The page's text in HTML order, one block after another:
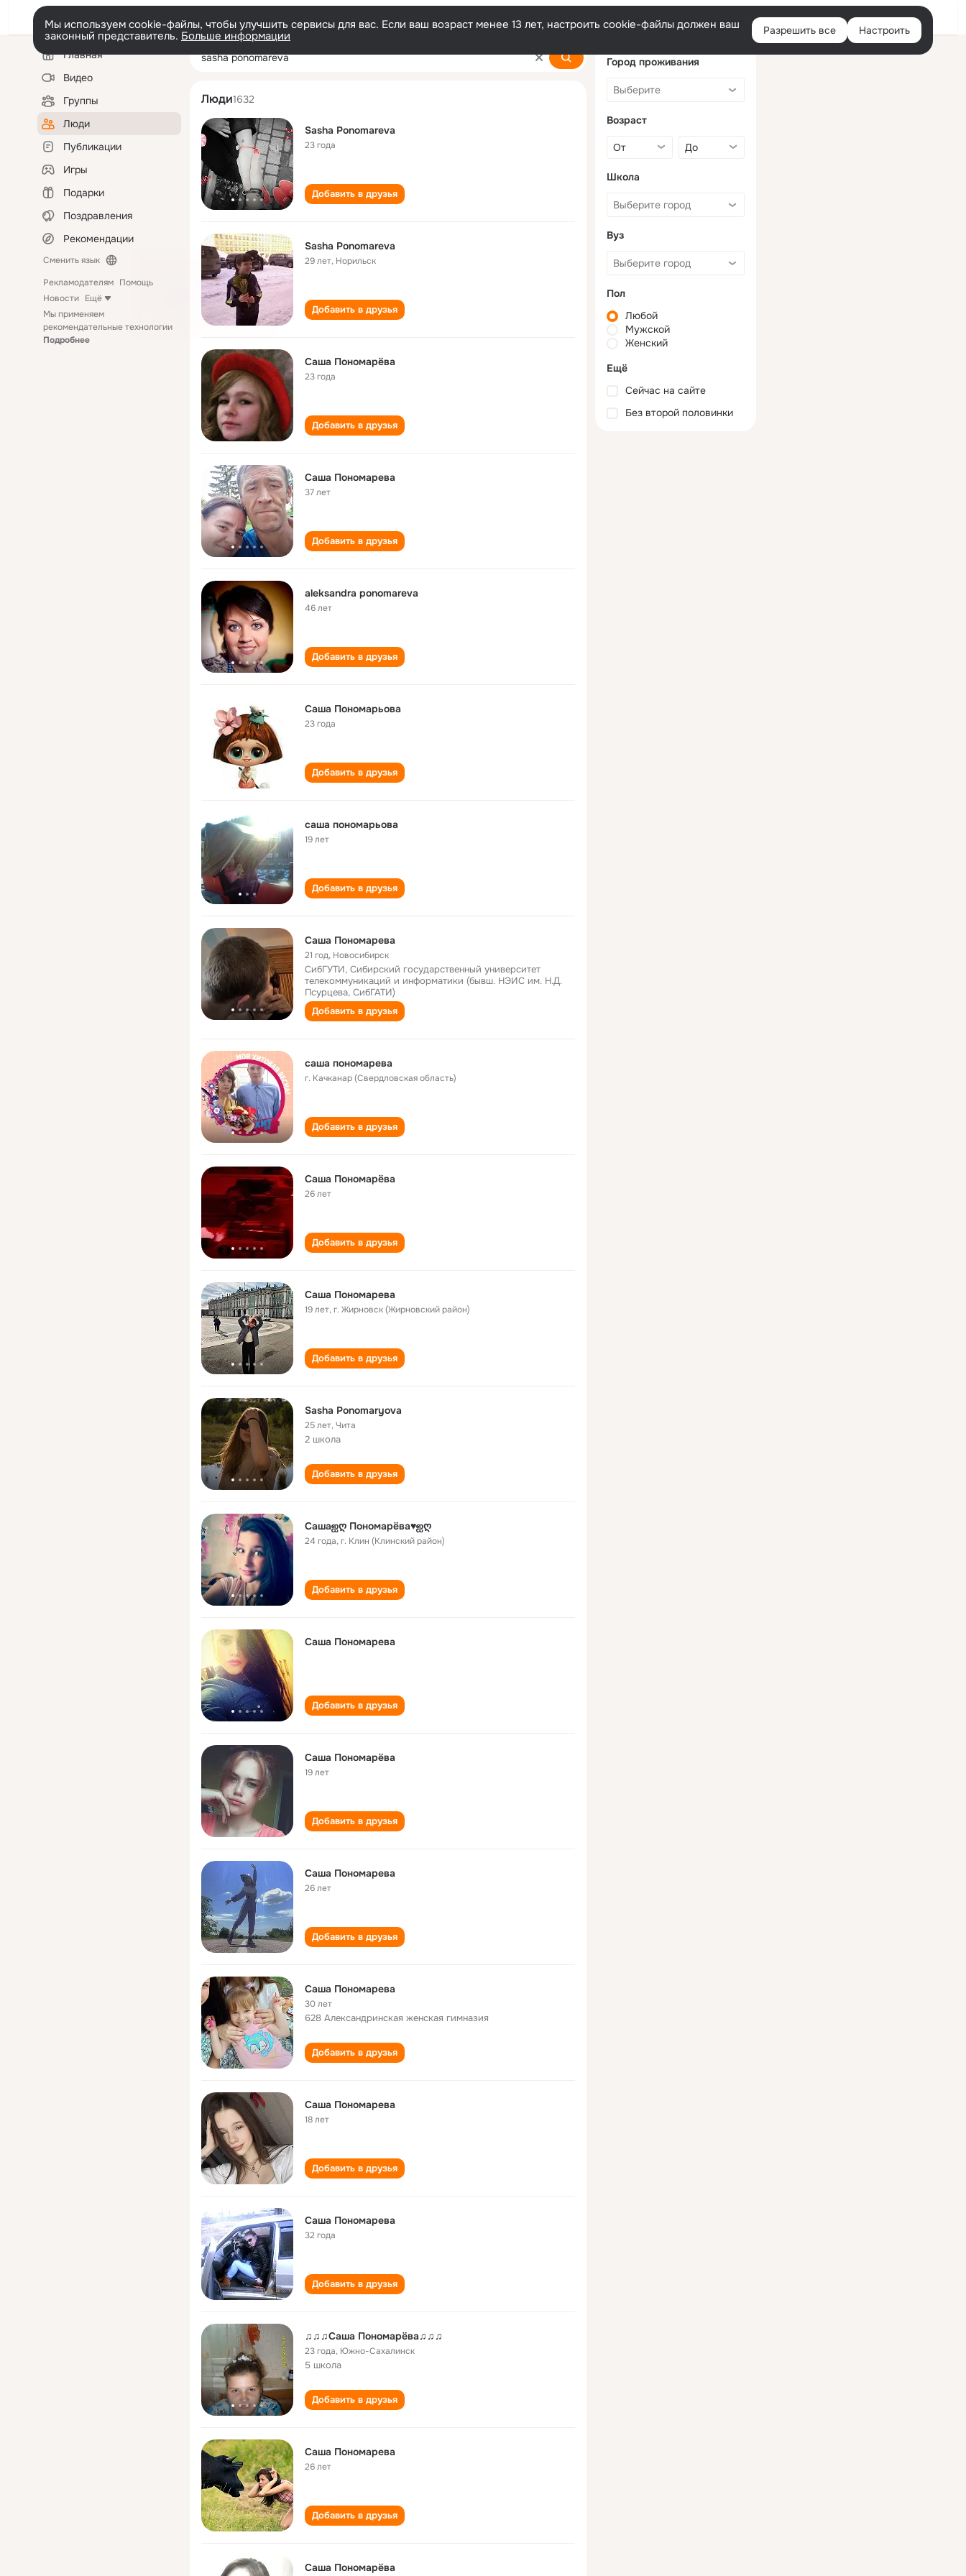
Войти
Мы используем cookie-файлы, чтобы улучшить сервисы для вас. Если ваш возраст менее 13 лет, настроить cookie-файлы должен ваш
законный представитель. Больше информации Разрешить все Настроить
Левая
колонкаГлавная
Видео
Группы
Люди
Публикации
Игры
Подарки
Поздравления
Рекомендации
Сменить язык
Рекламодателям Помощь
Новости Ещё
Мы применяем
рекомендательные технологии
Подробнее
sasha ponomareva
Люди1632
Sasha Ponomareva
23 года
Добавить в друзья
Sasha Ponomareva
29 лет, Норильск
Добавить в друзья
Саша Пономарёва
23 года
Добавить в друзья
Саша Пономарева
37 лет
Добавить в друзья
aleksandra ponomareva
46 лет
Добавить в друзья
Саша Пономарьова
23 года
Добавить в друзья
саша пономарьова
19 лет
Добавить в друзья
Саша Пономарева
21 год, Новосибирск
СибГУТИ, Сибирский государственный университет
телекоммуникаций и информатики (бывш. НЭИС им. Н.Д.
Псурцева, СибГАТИ)
Добавить в друзья
саша пономарева
г. Качканар (Свердловская область)
Добавить в друзья
Саша Пономарёва
26 лет
Добавить в друзья
Саша Пономарева
19 лет,г. Жирновск (Жирновский район)
Добавить в друзья
Sasha Ponomaryova
25 лет,Чита
2 школа
Добавить в друзья
Сашаஐღ Пономарёва♥ஐღ
24 года,г. Клин (Клинский район)
Добавить в друзья
Саша Пономарева
Добавить в друзья
Саша Пономарёва
19 лет
Добавить в друзья
Саша Пономарева
26 лет
Добавить в друзья
Саша Пономарева
30 лет
628 Александринская женская гимназия
Добавить в друзья
Саша Пономарева
18 лет
Добавить в друзья
Саша Пономарева
32 года
Добавить в друзья
♫♫♫Саша Пономарёва♫♫♫
23 года, Южно-Сахалинск
5 школа
Добавить в друзья
Саша Пономарева
26 лет
Добавить в друзья
Саша Пономарёва
Город проживания
Возраст
Школа
Вуз
Пол
Любой
Мужской
Женский
Ещё
Сейчас на сайте
Без второй половинки